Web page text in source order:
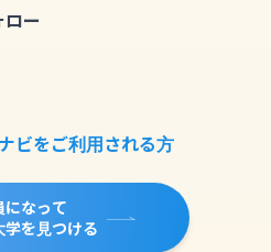
ー
ビをご利用される方
になって
を見つける